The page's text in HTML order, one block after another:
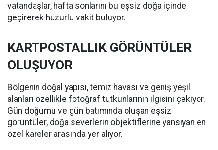
vatandaşlar, hafta sonlarını bu eşsiz doğa içinde
geçirerek huzurlu vakit buluyor.
KARTPOSTALLIK GÖRÜNTÜLER
OLUŞUYOR
Bölgenin doğal yapısı, temiz havası ve geniş yeşil
alanları özellikle fotoğraf tutkunlarının ilgisini çekiyor.
Gün doğumu ve gün batımında oluşan eşsiz
görüntüler, doğa severlerin objektiflerine yansıyan en
özel kareler arasında yer alıyor.